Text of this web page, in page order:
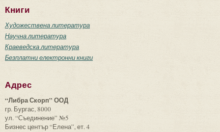
Книги
Художествена литература
Научна литература
Краеведска литература
Безплатни електронни книги
Адрес
“Либра Скорп” ООД
гр. Бургас, 8000
ул. “Съединение” №5
Бизнес център “Елена”, ет. 4